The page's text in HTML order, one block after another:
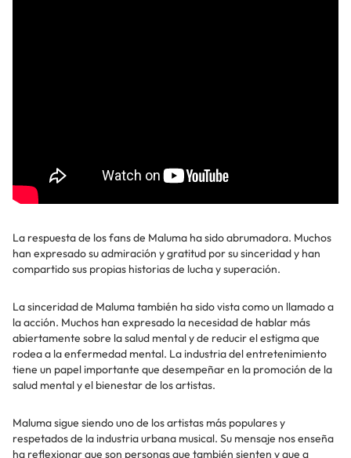
La respuesta de los fans de Maluma ha sido abrumadora. Muchos
han expresado su admiración y gratitud por su sinceridad y han
compartido sus propias historias de lucha y superación.
La sinceridad de Maluma también ha sido vista como un llamado a
la acción. Muchos han expresado la necesidad de hablar más
abiertamente sobre la salud mental y de reducir el estigma que
rodea a la enfermedad mental. La industria del entretenimiento
tiene un papel importante que desempeñar en la promoción de la
salud mental y el bienestar de los artistas.
Maluma sigue siendo uno de los artistas más populares y
respetados de la industria urbana musical. Su mensaje nos enseña
ha reflexionar que son personas que también sienten y que a